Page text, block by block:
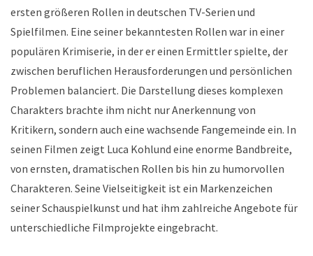
ersten größeren Rollen in deutschen TV-Serien und
Spielfilmen. Eine seiner bekanntesten Rollen war in einer
populären Krimiserie, in der er einen Ermittler spielte, der
zwischen beruflichen Herausforderungen und persönlichen
Problemen balanciert. Die Darstellung dieses komplexen
Charakters brachte ihm nicht nur Anerkennung von
Kritikern, sondern auch eine wachsende Fangemeinde ein. In
seinen Filmen zeigt Luca Kohlund eine enorme Bandbreite,
von ernsten, dramatischen Rollen bis hin zu humorvollen
Charakteren. Seine Vielseitigkeit ist ein Markenzeichen
seiner Schauspielkunst und hat ihm zahlreiche Angebote für
unterschiedliche Filmprojekte eingebracht.